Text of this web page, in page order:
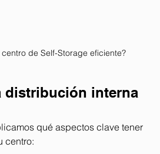
de Self-Storage eficiente?
distribución interna
qué aspectos clave tener
centro: